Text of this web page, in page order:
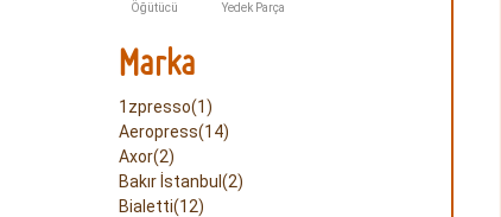
Öğütücü Yedek Parça
Marka
1zpresso(1)
Aeropress(14)
Axor(2)
Bakır İstanbul(2)
Bialetti(12)